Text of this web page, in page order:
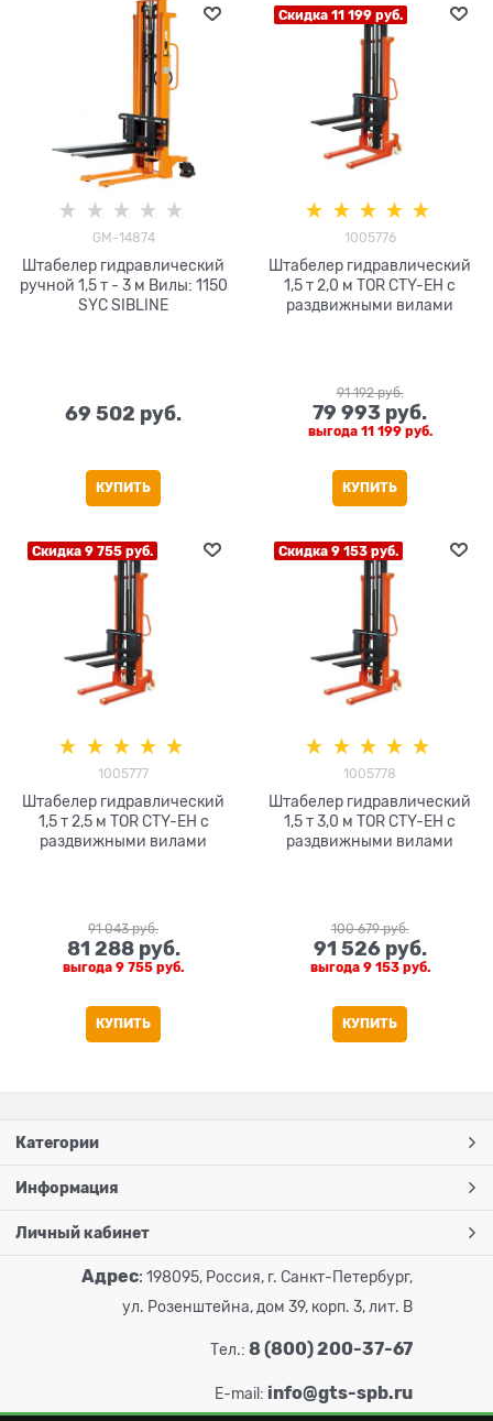
GM-14874
Штабелер гидравлический
ручной 1,5 т - 3 м Вилы: 1150
SYC SIBLINE
69 502 руб.
КУПИТЬ
Скидка 11 199 руб.
1005776
Штабелер гидравлический
1,5 т 2,0 м TOR CTY-EH с
раздвижными вилами
91 192 руб.
79 993 руб.
выгода 11 199 руб.
КУПИТЬ
Скидка 9 755 руб.
1005777
Штабелер гидравлический
1,5 т 2,5 м TOR CTY-EH с
раздвижными вилами
91 043 руб.
81 288 руб.
выгода 9 755 руб.
КУПИТЬ
Скидка 9 153 руб.
1005778
Штабелер гидравлический
1,5 т 3,0 м TOR CTY-EH с
раздвижными вилами
100 679 руб.
91 526 руб.
выгода 9 153 руб.
КУПИТЬ
Категории
Информация
Личный кабинет
Адрес: 198095, Россия, г. Санкт-Петербург,
ул. Розенштейна, дом 39, корп. 3, лит. В
Тел.: 8 (800) 200-37-67
E-mail: info@gts-spb.ru